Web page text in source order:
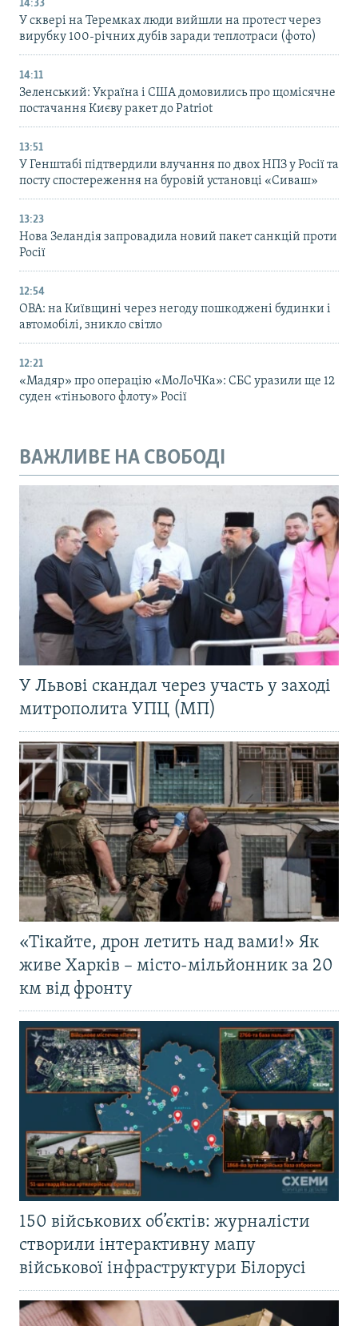
14:33
У сквері на Теремках люди вийшли на протест через
вирубку 100-річних дубів заради теплотраси (фото)
14:11
Зеленський: Україна і США домовились про щомісячне
постачання Києву ракет до Patriot
13:51
У Генштабі підтвердили влучання по двох НПЗ у Росії та
посту спостереження на буровій установці «Сиваш»
13:23
Нова Зеландія запровадила новий пакет санкцій проти
Росії
12:54
ОВА: на Київщині через негоду пошкоджені будинки і
автомобілі, зникло світло
12:21
«Мадяр» про операцію «МоЛоЧКа»: СБС уразили ще 12
суден «тіньового флоту» Росії
ВАЖЛИВЕ НА СВОБОДІ
У Львові скандал через участь у заході
митрополита УПЦ (МП)
«Тікайте, дрон летить над вами!» Як
живе Харків – місто-мільйонник за 20
км від фронту
150 військових об’єктів: журналісти
створили інтерактивну мапу
військової інфраструктури Білорусі